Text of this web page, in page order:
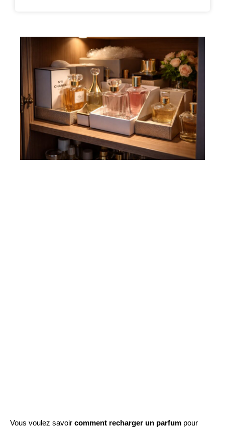
Vous voulez savoir comment recharger un parfum pour